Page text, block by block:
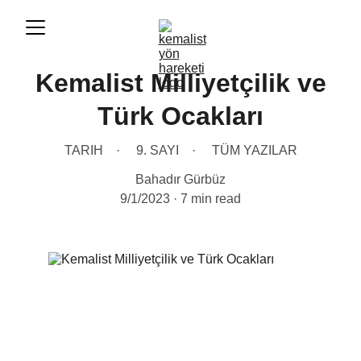
Kemalist Milliyetçilik ve
Türk Ocakları
TARIH 9. SAYI TÜM YAZILAR
Bahadır Gürbüz
9/1/2023
7 min read